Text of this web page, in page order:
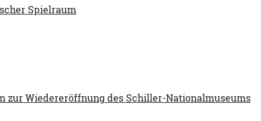
Spielraum
zur Wiedereröffnung des Schiller-Nationalmuseums